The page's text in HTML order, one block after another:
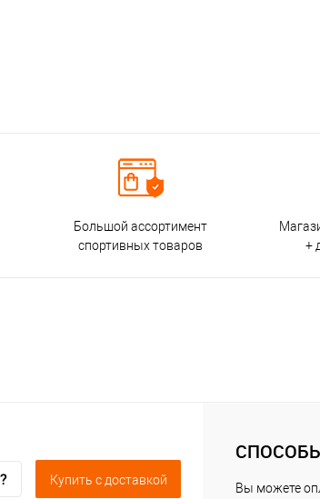
Большой ассортимент
спортивных товаров
+
Купить c доставкой
Вы можете